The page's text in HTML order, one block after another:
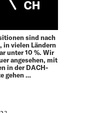
sind nach
in vielen Ländern
unter 10 %. Wir
angesehen, mit
in der DACH-
gehen …